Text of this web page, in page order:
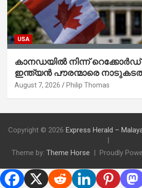
USA
കാനഡയിൽ നിന്ന്
ഇന്ത്യൻ പൗരന്മാരെ
ആറുമാസത്തിനിടെ 3,323 പേർ
August 7, 2026 Philip Thomas
Copyright © 2026 Express Herald –
Theme by: Theme Horse Proudly